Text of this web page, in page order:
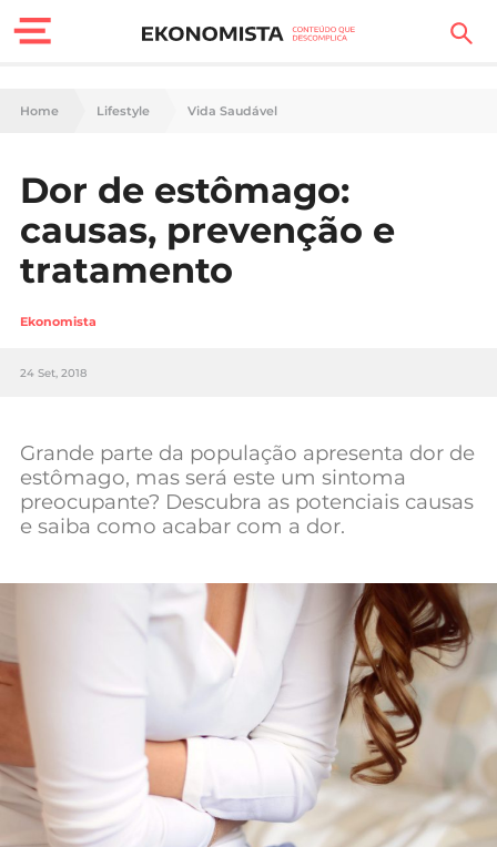
Finanças Pessoais
Carreira
Casa
Lifestyle
Sociedade
Negócios
Mundial 2026
Home Lifestyle Vida Saudável
Dor de estômago:
causas, prevenção e
tratamento
Ekonomista
24 Set, 2018
Grande parte da população apresenta dor de
estômago, mas será este um sintoma
preocupante? Descubra as potenciais causas
e saiba como acabar com a dor.